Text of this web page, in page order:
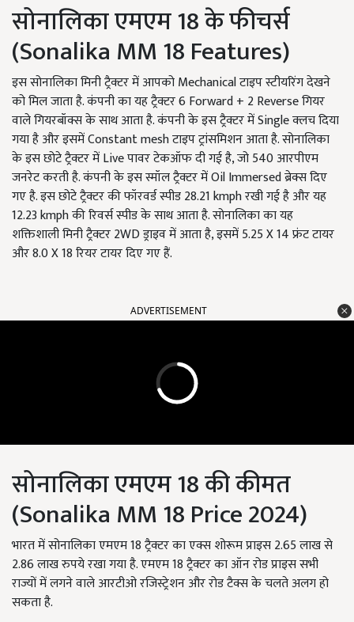
सोनालिका एमएम 18 के फीचर्स
(Sonalika MM 18 Features)
इस सोनालिका मिनी ट्रैक्टर में आपको Mechanical टाइप स्टीयरिंग देखने
को मिल जाता है. कंपनी का यह ट्रैक्टर 6 Forward + 2 Reverse गियर
वाले गियरबॉक्स के साथ आता है. कंपनी के इस ट्रैक्टर में Single क्लच दिया
गया है और इसमें Constant mesh टाइप ट्रांसमिशन आता है. सोनालिका
के इस छोटे ट्रैक्टर में Live पावर टेकऑफ दी गई है, जो 540 आरपीएम
जनरेट करती है. कंपनी के इस स्मॉल ट्रैक्टर में Oil Immersed ब्रेक्स दिए
गए है. इस छोटे ट्रैक्टर की फॉरवर्ड स्पीड 28.21 kmph रखी गई है और यह
12.23 kmph की रिवर्स स्पीड के साथ आता है. सोनालिका का यह
शक्तिशाली मिनी ट्रैक्टर 2WD ड्राइव में आता है, इसमें 5.25 X 14 फ्रंट टायर
और 8.0 X 18 रियर टायर दिए गए हैं.
ADVERTISEMENT
सोनालिका एमएम 18 की कीमत
(Sonalika MM 18 Price 2024)
भारत में सोनालिका एमएम 18 ट्रैक्टर का एक्स शोरूम प्राइस 2.65 लाख से
2.86 लाख रुपये रखा गया है. एमएम 18 ट्रैक्टर का ऑन रोड प्राइस सभी
राज्यों में लगने वाले आरटीओ रजिस्ट्रेशन और रोड टैक्स के चलते अलग हो
सकता है.